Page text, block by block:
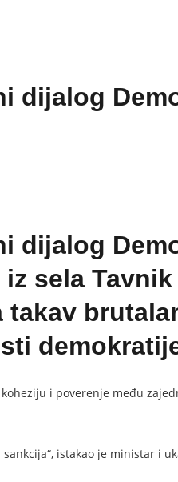
dijalog
dijalog
sela
i poverenje među
istakao je ministar i